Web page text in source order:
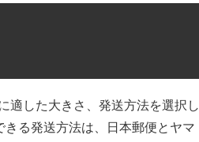
適した大きさ、発送方法を選択し
る発送方法は、日本郵便とヤマ